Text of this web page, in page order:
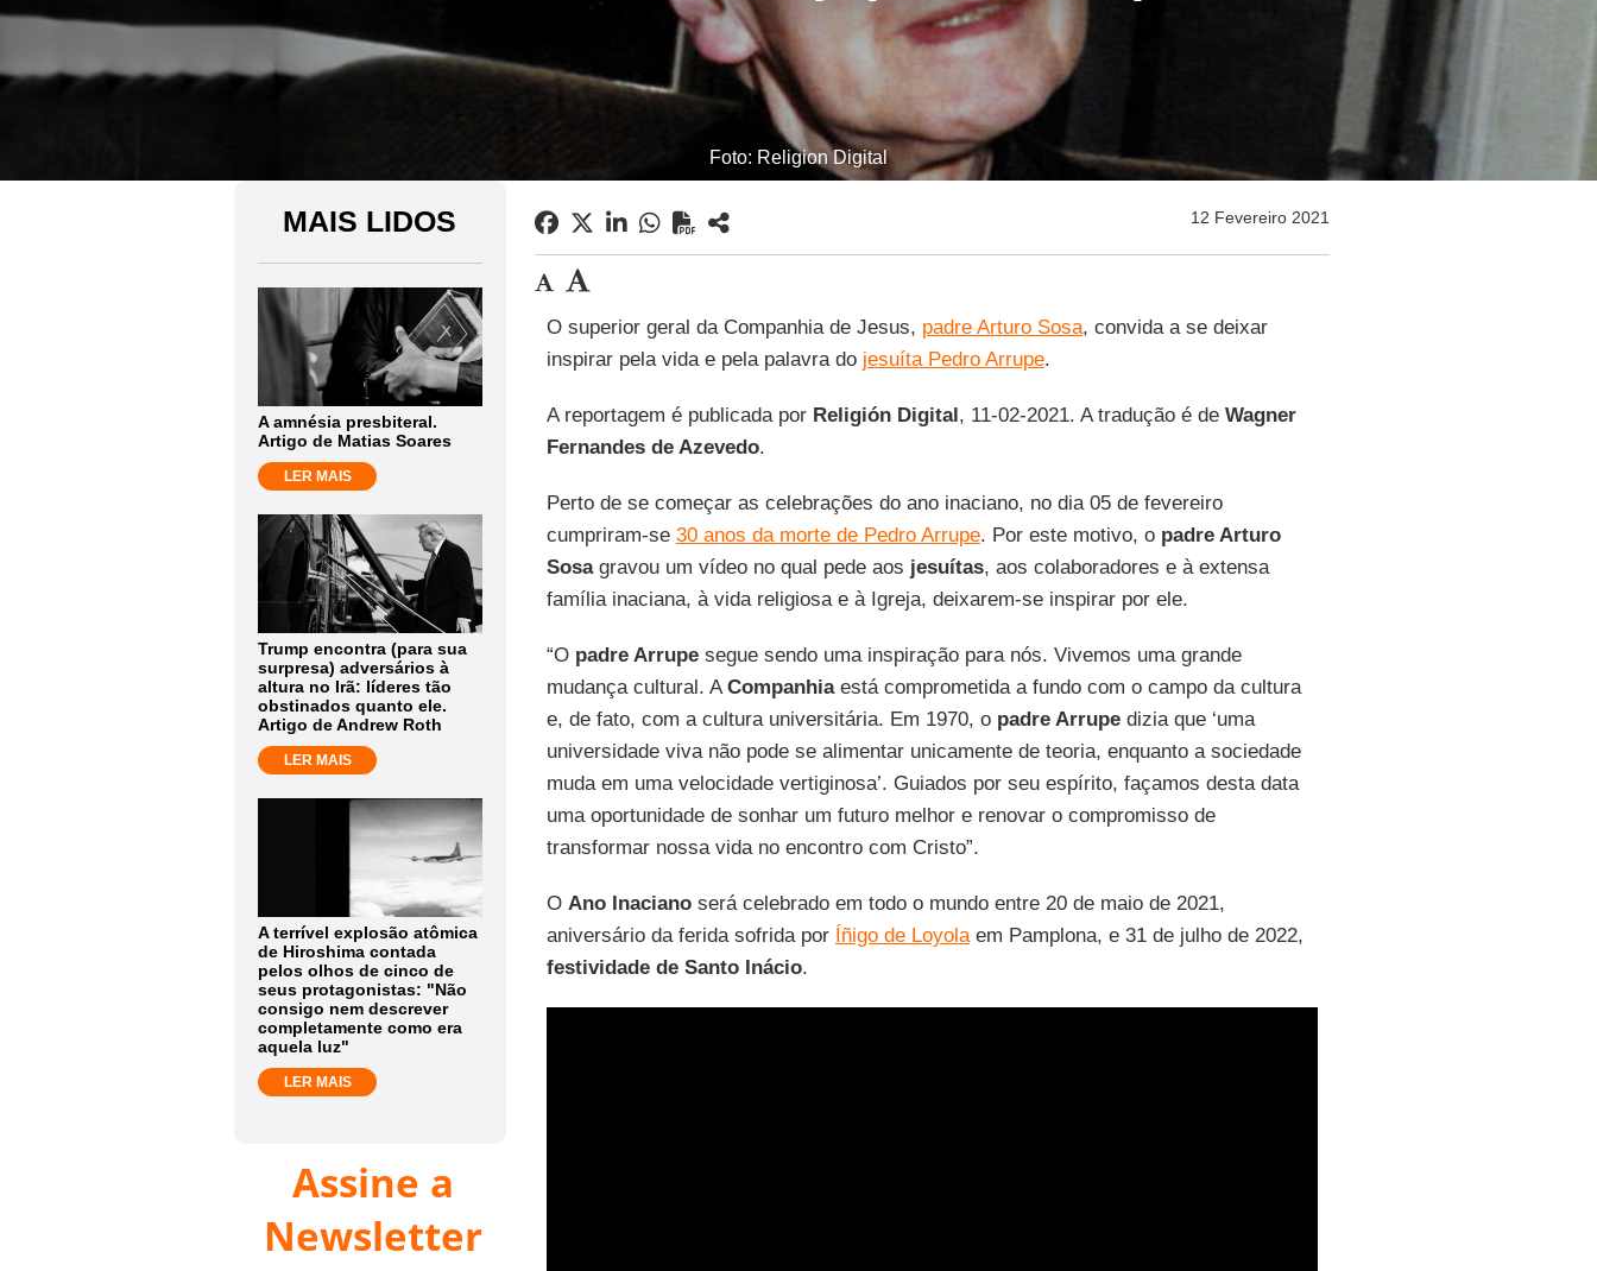
Foto: Religion Digital
MAIS LIDOS
A amnésia presbiteral.
Artigo de Matias Soares
LER MAIS
Trump encontra (para sua
surpresa) adversários à
altura no Irã: líderes tão
obstinados quanto ele.
Artigo de Andrew Roth
LER MAIS
A terrível explosão atômica
de Hiroshima contada
pelos olhos de cinco de
seus protagonistas: "Não
consigo nem descrever
completamente como era
aquela luz"
LER MAIS
Assine a
Newsletter
12 Fevereiro 2021
O superior geral da Companhia de Jesus, padre Arturo Sosa, convida a se deixar
inspirar pela vida e pela palavra do jesuíta Pedro Arrupe.
A reportagem é publicada por Religión Digital, 11-02-2021. A tradução é de Wagner
Fernandes de Azevedo.
Perto de se começar as celebrações do ano inaciano, no dia 05 de fevereiro
cumpriram-se 30 anos da morte de Pedro Arrupe. Por este motivo, o padre Arturo
Sosagravou um vídeo no qual pede aos jesuítas, aos colaboradores e à extensa
família inaciana, à vida religiosa e à Igreja, deixarem-se inspirar por ele.
“O padre Arrupesegue sendo uma inspiração para nós. Vivemos uma grande
mudança cultural. ACompanhiaestá comprometida a fundo com o campo da cultura
e, de fato, com a cultura universitária. Em 1970, o padre Arrupedizia que ‘uma
universidade viva não pode se alimentar unicamente de teoria, enquanto a sociedade
muda em uma velocidade vertiginosa’. Guiados por seu espírito, façamos desta data
uma oportunidade de sonhar um futuro melhor e renovar o compromisso de
transformar nossa vida no encontro com Cristo”.
O Ano Inacianoserá celebrado em todo o mundo entre 20 de maio de 2021,
aniversário da ferida sofrida por Íñigo de Loyolaem Pamplona, e 31 de julho de 2022,
festividade de Santo Inácio.